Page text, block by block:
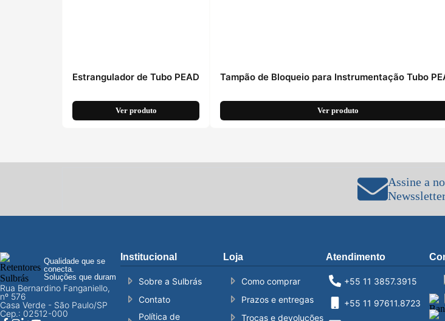
Estrangulador de Tubo PEAD
Ver produto
Tampão de Bloqueio para Instrumentação Tubo
Ver produto
Assine a
Qualidade que se
conecta.
Soluções que duram
Rua Bernardino Fanganiello,
nº 576
Casa Verde - São Paulo/SP
Cep.: 02512-000
Institucional
Sobre a Sulbrás
Contato
Política de
Loja
Como comprar
Prazos e entregas
Trocas e devoluções
Atendimento
+55 11 3857.3915
+55 11 97611.8723